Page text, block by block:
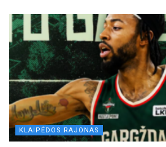
KLAIPĖDOS RAJONAS